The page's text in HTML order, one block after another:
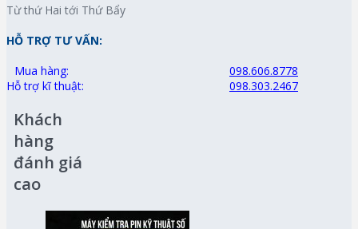
Từ thứ Hai tới Thứ Bẩy
HỖ TRỢ TƯ VẤN:
Mua hàng:
098.606.8778
Hỗ trợ kĩ thuật:
098.303.2467
Khách
hàng
đánh giá
cao